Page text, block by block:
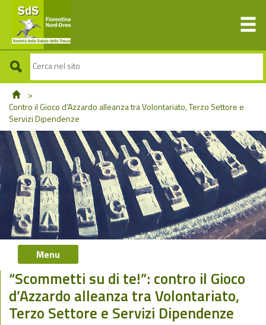
>
Contro il Gioco d’Azzardo alleanza tra Volontariato, Terzo Settore e
Servizi Dipendenze
Menu
“Scommetti su di te!”: contro il Gioco
d’Azzardo alleanza tra Volontariato,
Terzo Settore e Servizi Dipendenze